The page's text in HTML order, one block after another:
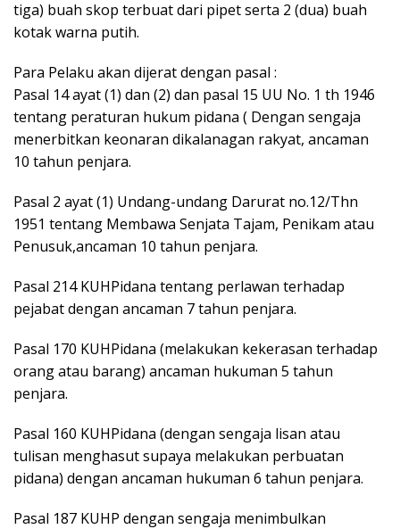
tiga) buah skop terbuat dari pipet serta 2 (dua) buah
kotak warna putih.
Para Pelaku akan dijerat dengan pasal :
Pasal 14 ayat (1) dan (2) dan pasal 15 UU No. 1 th 1946
tentang peraturan hukum pidana ( Dengan sengaja
menerbitkan keonaran dikalanagan rakyat, ancaman
10 tahun penjara.
Pasal 2 ayat (1) Undang-undang Darurat no.12/Thn
1951 tentang Membawa Senjata Tajam, Penikam atau
Penusuk,ancaman 10 tahun penjara.
Pasal 214 KUHPidana tentang perlawan terhadap
pejabat dengan ancaman 7 tahun penjara.
Pasal 170 KUHPidana (melakukan kekerasan terhadap
orang atau barang) ancaman hukuman 5 tahun
penjara.
Pasal 160 KUHPidana (dengan sengaja lisan atau
tulisan menghasut supaya melakukan perbuatan
pidana) dengan ancaman hukuman 6 tahun penjara.
Pasal 187 KUHP dengan sengaja menimbulkan